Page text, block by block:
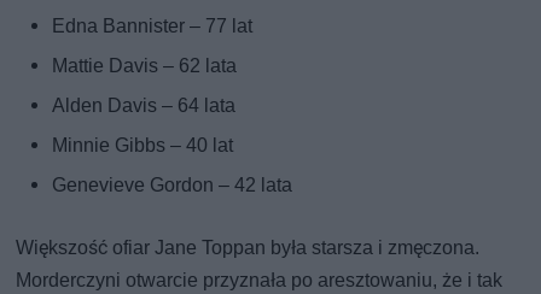
Edna Bannister – 77 lat
Mattie Davis – 62 lata
Alden Davis – 64 lata
Minnie Gibbs – 40 lat
Genevieve Gordon – 42 lata
Większość ofiar Jane Toppan była starsza i zmęczona.
Morderczyni otwarcie przyznała po aresztowaniu, że i tak